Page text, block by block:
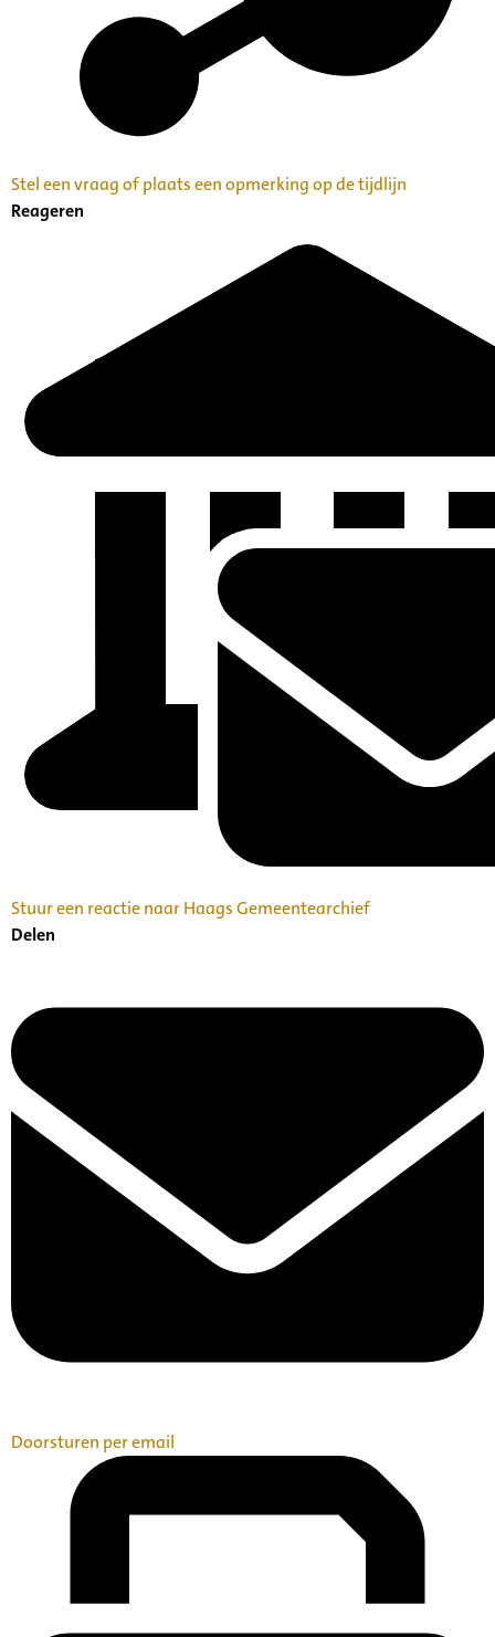
Stel een vraag of plaats een opmerking op de tijdlijn
Reageren
Stuur een reactie naar Haags Gemeentearchief
Delen
Doorsturen per email